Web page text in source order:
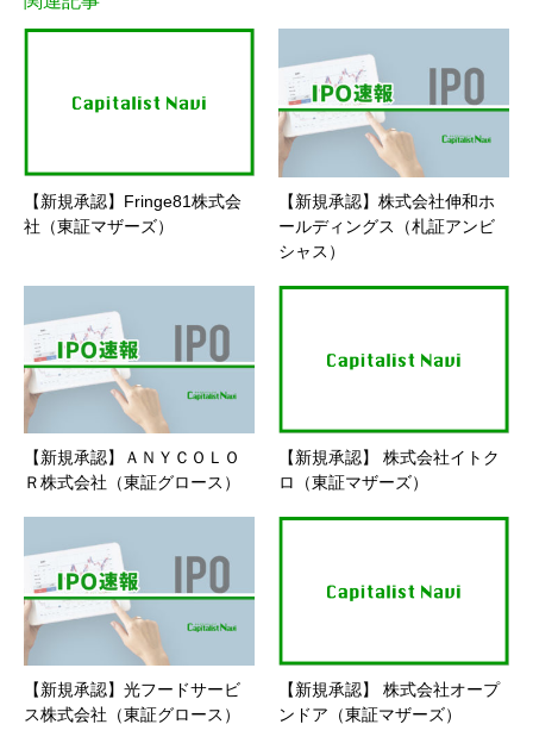
【新規承認】Fringe81株式会
社（東証マザーズ）
【新規承認】株式会社伸和ホ
ールディングス（札証アンビ
シャス）
【新規承認】ＡＮＹＣＯＬＯ
Ｒ株式会社（東証グロース）
【新規承認】 株式会社イトク
ロ（東証マザーズ）
【新規承認】光フードサービ
ス株式会社（東証グロース）
【新規承認】 株式会社オープ
ンドア（東証マザーズ）